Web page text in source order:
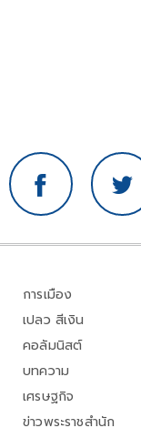
การเมือง
เปลว สีเงิน
คอลัมนิสต์
บทความ
เศรษฐกิจ
ข่าวพระราชสำนัก